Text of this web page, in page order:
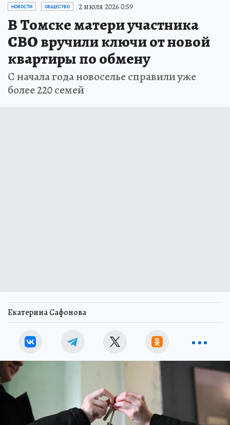
НОВОСТИ ОБЩЕСТВО 2 июля 2026 0:59
В Томске матери участника
СВО вручили ключи от новой
квартиры по обмену
С начала года новоселье справили уже
более 220 семей
Екатерина Сафонова